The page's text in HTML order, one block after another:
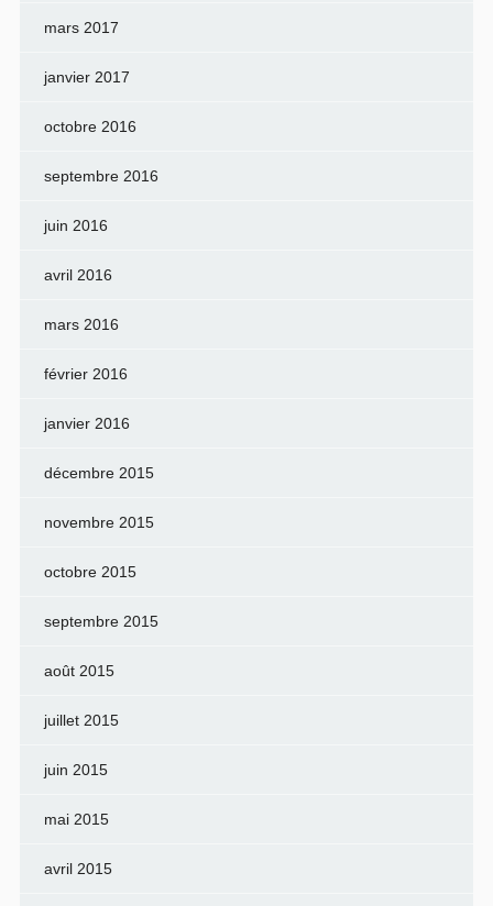
mars 2017
janvier 2017
octobre 2016
septembre 2016
juin 2016
avril 2016
mars 2016
février 2016
janvier 2016
décembre 2015
novembre 2015
octobre 2015
septembre 2015
août 2015
juillet 2015
juin 2015
mai 2015
avril 2015